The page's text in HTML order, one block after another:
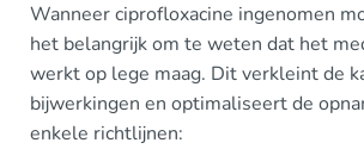
Wanneer ciprofloxacine ingenomen
het belangrijk om te weten dat het
werkt op lege maag. Dit verkleint de
bijwerkingen en optimaliseert de
enkele richtlijnen: